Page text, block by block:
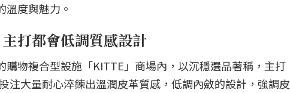
度與魅力。
打都會低調質感設計
物複合型設施「KITTE」商場內，以沉穩選品著稱，主打
注大量耐心淬鍊出溫潤皮革質感，低調內斂的設計，強調皮